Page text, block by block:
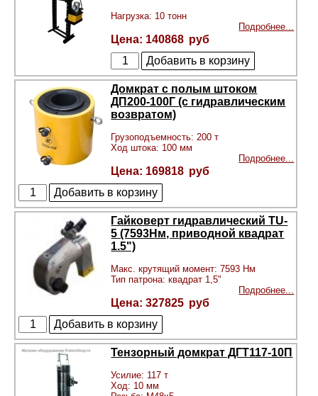
Нагрузка: 10 тонн
Подробнее...
140868
Домкрат с полым штоком
ДП200-100Г (с гидравлическим
возвратом)
Грузоподъемность: 200 т
Ход штока: 100 мм
Подробнее...
169818
Гайковерт гидравлический TU-
5 (7593Нм, приводной квадрат
1.5")
Макс. крутящий момент: 7593 Нм
Тип патрона: квадрат 1,5"
Подробнее...
327825
Тензорный домкрат ДГТ117-10П
Усилие: 117 т
Ход: 10 мм